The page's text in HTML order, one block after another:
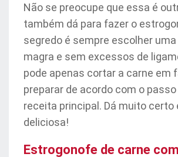
Não se preocupe que essa é
também dá para fazer o
segredo é sempre escolher
magra e sem excessos de
pode apenas cortar a carne em
preparar de acordo com o
receita principal. Dá muito certo
deliciosa!
Estrogonofe de carne